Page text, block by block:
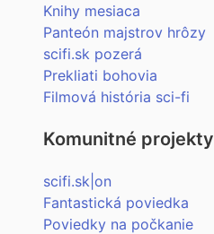
Knihy mesiaca
Panteón majstrov hrôzy
scifi.sk pozerá
Prekliati bohovia
Filmová história sci-fi
Komunitné projekty
scifi.sk|on
Fantastická poviedka
Poviedky na počkanie